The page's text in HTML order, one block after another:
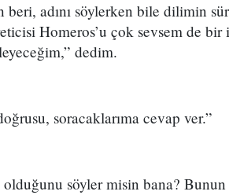
beri, adını söylerken bile dilimin
Homeros’u çok sevsem de
dedim.
soracaklarıma cevap ver.”
söyler misin bana?